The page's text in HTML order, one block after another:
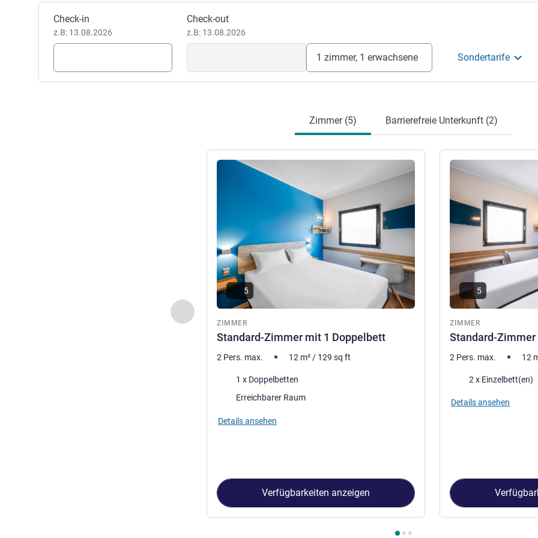
Rodrigo Ferrada, Hotel Direktion
Dieses Hotel buchen
Check-in
z.B: 13.08.2026
Check-out
z.B: 13.08.2026
1 zimmer, 1 erwachsene Sondertarife
Zimmer (5) Barrierefreie Unterkunft (2)
Zurück - Zimmer
ZIMMER
Standard-Zimmer mit 1 Doppelbett
Details ansehen
5
2 Pers. max. 12 m² / 129 sq ft
Bettwäsche
1 x Doppelbetten
Erreichbarer Raum
Details ansehen
Verfügbarkeiten anzeigen
ZIMMER
Standard-Zimmer
Details ansehen
5
2 Pers. max. 12
Bettwäsche
2 x Einzelbett(en)
Details ansehen